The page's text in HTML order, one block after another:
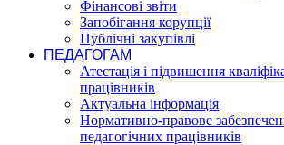
Фінансові звіти
Запобігання корупції
Публічні закупівлі
ПЕДАГОГАМ
Атестація і підвишення
працівників
Актуальна інформація
Нормативно-правове
педагогічних працівників